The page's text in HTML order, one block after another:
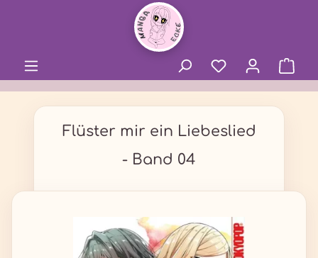
Flüster mir ein Liebeslied
- Band 04
Bildergalerie überspringen